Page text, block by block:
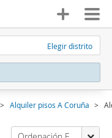
Elegir distrito
Alquiler pisos A Coruña